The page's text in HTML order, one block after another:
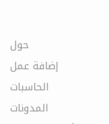
حول
إضافة عمل
الحاسبات
المدونات